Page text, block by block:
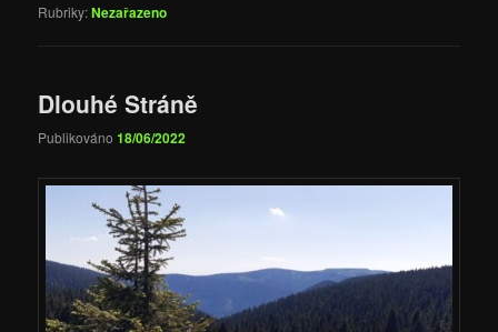
Rubriky:Nezařazeno
Dlouhé Stráně
Publikováno18/06/2022